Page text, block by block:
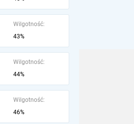
Wilgotność:
43%
Wilgotność:
44%
Wilgotność:
46%